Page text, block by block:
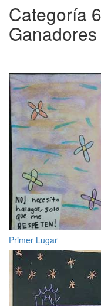
Categoría
Primer Lugar